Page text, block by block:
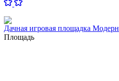
Дачная игровая площадка Модерн
Площадь